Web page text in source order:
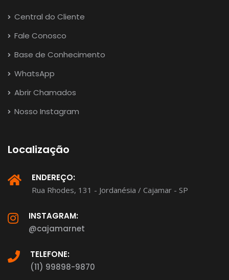
Central do Cliente
Fale Conosco
Base de Conhecimento
WhatsApp
Abrir Chamados
Nosso Instagram
Localização
ENDEREÇO:
Rua Rhodes, 131 - Jordanésia / Cajamar - SP
INSTAGRAM:
@cajamarnet
TELEFONE:
(11) 99898-9870